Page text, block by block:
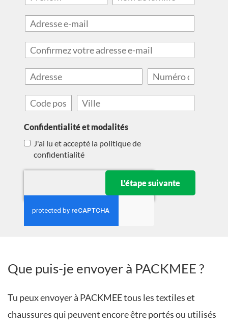
u
e
u
m
e
Confidentialité et modalités
J'ai lu et accepté la politique de
confidentialité
L'étape suivante
Que puis-je envoyer à PACKMEE ?
Tu peux envoyer à PACKMEE tous les textiles et
chaussures qui peuvent encore être portés ou utilisés